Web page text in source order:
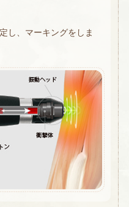
し、マーキングをしま